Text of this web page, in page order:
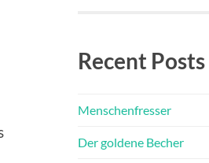
Recent Posts
Menschenfresser
Der goldene Becher